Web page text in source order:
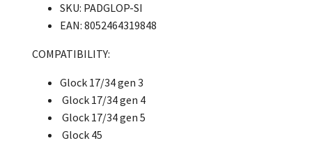
SKU: PADGLOP-SI
EAN: 8052464319848
COMPATIBILITY:
Glock 17/34 gen 3
Glock 17/34 gen 4
Glock 17/34 gen 5
Glock 45